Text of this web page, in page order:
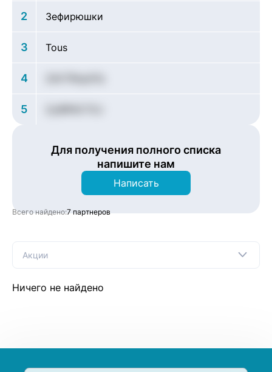
2 Зефирюшки
3 Tous
4
5
Для получения полного списка
напишите нам
Написать
Всего найдено:7 партнеров
Акции
Ничего не найдено